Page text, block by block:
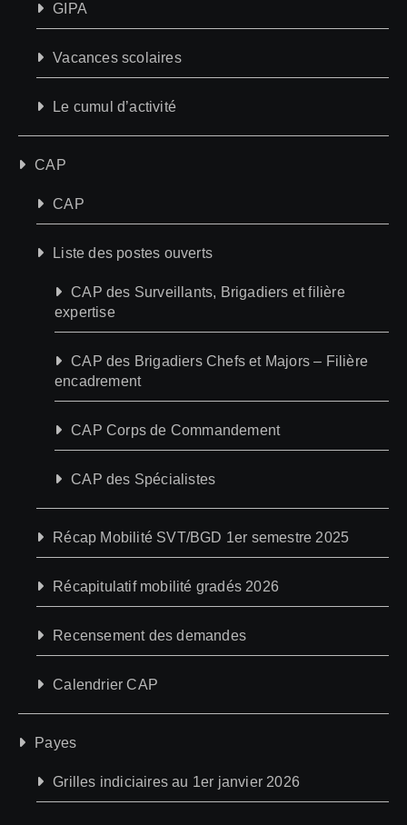
GIPA
Vacances scolaires
Le cumul d’activité
CAP
CAP
Liste des postes ouverts
CAP des Surveillants, Brigadiers et filière
expertise
CAP des Brigadiers Chefs et Majors – Filière
encadrement
CAP Corps de Commandement
CAP des Spécialistes
Récap Mobilité SVT/BGD 1er semestre 2025
Récapitulatif mobilité gradés 2026
Recensement des demandes
Calendrier CAP
Payes
Grilles indiciaires au 1er janvier 2026